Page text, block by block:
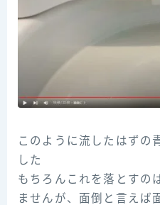
このように流したはずの
した
もちろんこれを落とすの
ませんが、面倒と言えば